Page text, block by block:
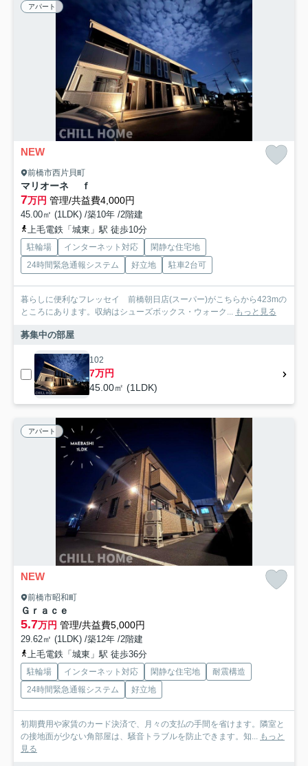
アパート
NEW
前橋市西片貝町
マリオーネ ｆ
7万円 管理/共益費4,000円
45.00㎡ (1LDK) /築10年 /2階建
上毛電鉄「城東」駅 徒歩10分
駐輪場 インターネット対応
閑静な住宅地
24時間緊急通報システム
好立地 駐車2台可
暮らしに便利なフレッセイ 前橋朝日店(スーパー)がこちらから423mの
ところにあります。収納はシューズボックス・ウォーク... もっと見る
募集中の部屋
102
7万円
45.00㎡ (1LDK)
アパート
NEW
前橋市昭和町
Ｇｒａｃｅ
5.7万円 管理/共益費5,000円
29.62㎡ (1LDK) /築12年 /2階建
上毛電鉄「城東」駅 徒歩36分
駐輪場 インターネット対応 閑静な住宅地
耐震構造
24時間緊急通報システム
好立地
初期費用や家賃のカード決済で、月々の支払の手間を省けます。隣室と
の接地面が少ない角部屋は、騒音トラブルを防止できます。知... もっと
見る